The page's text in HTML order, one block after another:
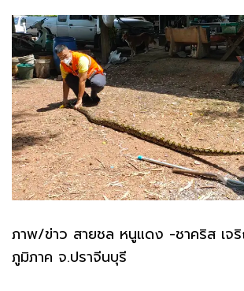
ภาพ/ข่าว สายชล หนูแดง -ชาคริส เจ
ภูมิภาค จ.ปราจีนบุรี